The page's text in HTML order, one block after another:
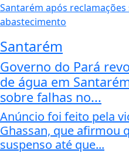
Santarém
Governo do Pará
de água em
sobre falhas no...
Anúncio foi feito pela
Ghassan, que afirmou
suspenso até que...